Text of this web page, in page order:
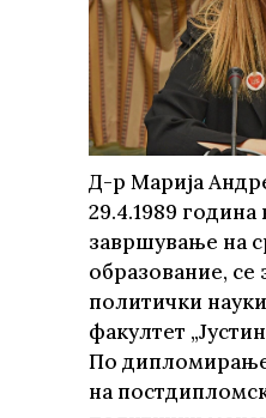
Д-р Марија
29.4.1989
завршување на
образование, се
политички
факултет
По
на